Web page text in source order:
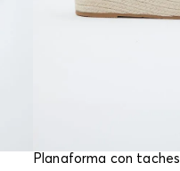
Planaforma con taches